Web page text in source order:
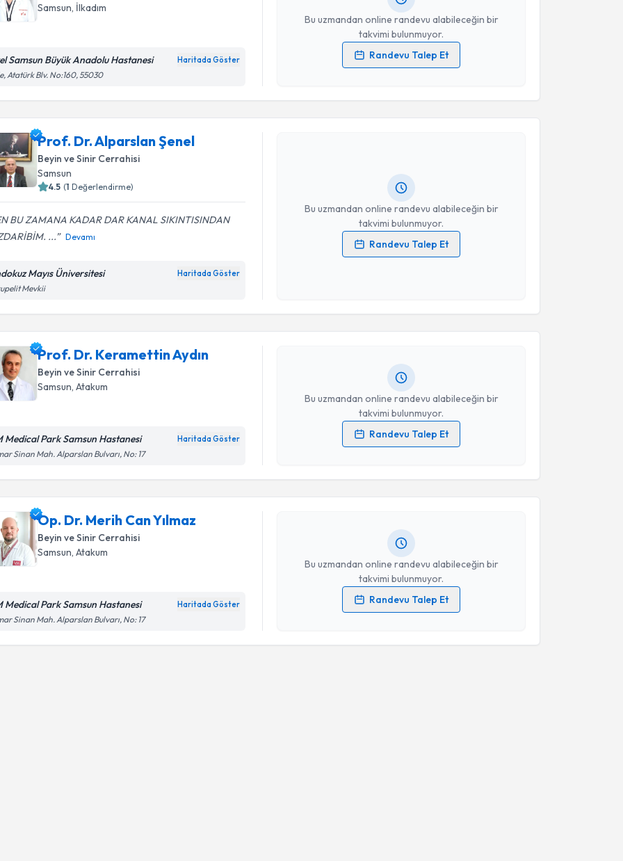
Samsun İlkadım
Samsun Büyük Anadolu Hastanesi Haritada Göster
Atatürk Blv. No:160, 55030
Bu uzmandan online randevu alabileceğin bir
takvimi bulunmuyor.
Randevu Talep Et
Kişisel verilerimin işlenmesine ilişkinAydınlatma Metni
Prof. Dr. Alparslan Şenel
Beyin ve Sinir Cerrahisi
Samsun
4.5 (1 Değerlendirme)
BU ZAMANA KADAR DAR KANAL SIKINTISINDAN
...
Devamı
Mayıs Üniversitesi Haritada Göster
Mevkii
Bu uzmandan online randevu alabileceğin bir
takvimi bulunmuyor.
Randevu Talep Et
Randevu Takvimi Talebi
Prof. Dr. Alparslan Şenel
Kişisel verilerimin işlenmesine ilişkinAydınlatma Metni
Takvim Talebini Gönder
Prof. Dr. Keramettin Aydın
Beyin ve Sinir Cerrahisi
Samsun ,Atakum
Medical Park Samsun Hastanesi Haritada Göster
Sinan Mah. Alparslan Bulvarı, No: 17
Bu uzmandan online randevu alabileceğin bir
takvimi bulunmuyor.
Randevu Talep Et
Kişisel verilerimin işlenmesine ilişkinAydınlatma Metni
Op. Dr. Merih Can Yılmaz
Beyin ve Sinir Cerrahisi
Samsun ,Atakum
Medical Park Samsun Hastanesi Haritada Göster
Sinan Mah. Alparslan Bulvarı, No: 17
Bu uzmandan online randevu alabileceğin bir
takvimi bulunmuyor.
Randevu Talep Et
Randevu Takvimi Talebi
Kişisel verilerimin işlenmesine ilişkinAydınlatma Metni